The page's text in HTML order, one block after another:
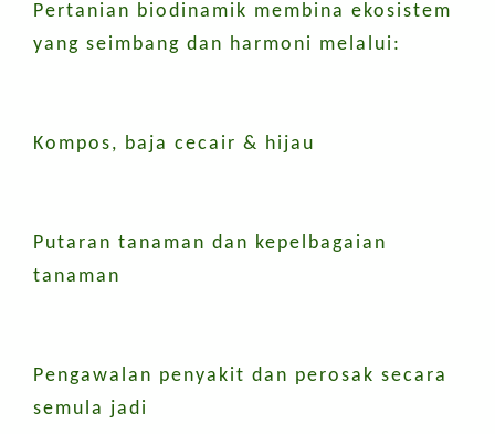
Pertanian biodinamik membina ekosistem
yang seimbang dan harmoni melalui:
Kompos, baja cecair & hijau
Putaran tanaman dan kepelbagaian
tanaman
Pengawalan penyakit dan perosak secara
semula jadi